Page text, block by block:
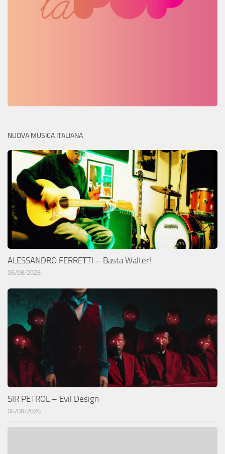
NUOVA MUSICA ITALIANA
ALESSANDRO FERRETTI – Basta Walter!
06/08/2026
SIR PETROL – Evil Design
06/08/2026